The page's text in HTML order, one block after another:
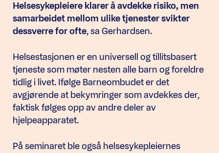
Helsesykepleiere klarer å avdekke risiko, men
samarbeidet mellom ulike tjenester svikter
dessverre for ofte, sa Gerhardsen.
Helsestasjonen er en universell og tillitsbasert
tjeneste som møter nesten alle barn og foreldre
tidlig i livet. Ifølge Barneombudet er det
avgjørende at bekymringer som avdekkes der,
faktisk følges opp av andre deler av
hjelpeapparatet.
På seminaret ble også helsesykepleiernes